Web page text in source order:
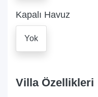
Kapalı Havuz
Yok
Villa Özellikleri